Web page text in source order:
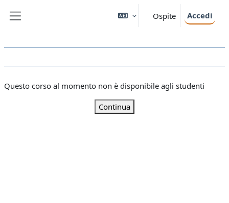
Ospite Accedi
Questo corso al momento non è disponibile agli studenti
Continua